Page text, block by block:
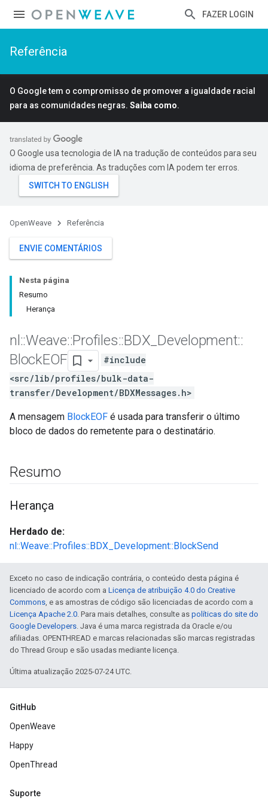
FAZER LOGIN
Referência
O Google tem o compromisso de promover a igualdade racial
para as comunidades negras. Saiba como.
O Google usa tecnologia de IA na tradução de conteúdos para seu
idioma de preferência. As traduções com IA podem ter erros.
OpenWeave Referência
ENVIE COMENTÁRIOS
Nesta página
Resumo
Herança
nl ::Weave::Profiles::BDX Development::
BlockEOF
#include
<src/lib/profiles/bulk-data-
transfer/Development/BDXMessages.h>
A mensagem BlockEOF é usada para transferir o último
bloco de dados do remetente para o destinatário.
Resumo
Herança
Herdado de:
nl::Weave::Profiles::BDX_Development::BlockSend
Exceto no caso de indicação contrária, o conteúdo desta página é
licenciado de acordo com a Licença de atribuição 4.0 do Creative
Commons, e as amostras de código são licenciadas de acordo com a
Licença Apache 2.0. Para mais detalhes, consulte as políticas do site do
Google Developers. Java é uma marca registrada da Oracle e/ou
afiliadas. OPENTHREAD e marcas relacionadas são marcas registradas
do Thread Group e são usadas mediante licença.
Última atualização 2025-07-24 UTC.
GitHub
OpenWeave
Happy
OpenThread
Suporte